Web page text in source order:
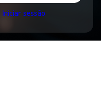
Iniciar sessão